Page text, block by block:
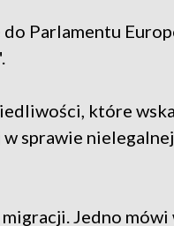
Parlamentu
które
sprawie
Jedno mówi